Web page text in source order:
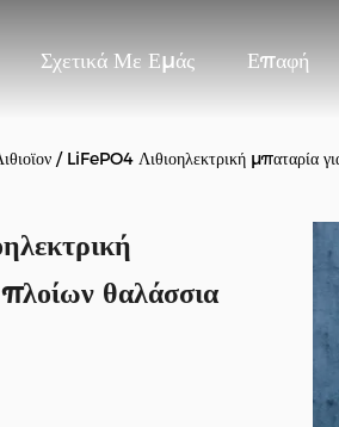
Σχετικά Με Εμάς Επαφή
/ LiFePO4 Λιθιοηλεκτρική μπαταρία
θαλάσσια